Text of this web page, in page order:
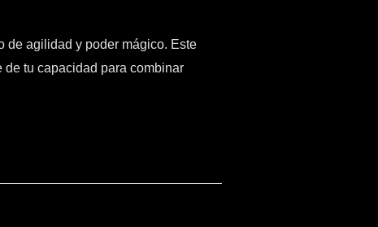
de agilidad y poder mágico. Este
tu capacidad para combinar